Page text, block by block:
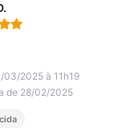
5
03/2025 à 11h19
de 28/02/2025